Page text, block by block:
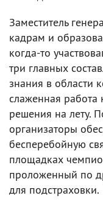
Заместитель
кадрам и
когда-то
три главных
знания в области
слаженная
решения на лету.
организаторы
бесперебойную
площадках
проложенный по
для подстраховки.